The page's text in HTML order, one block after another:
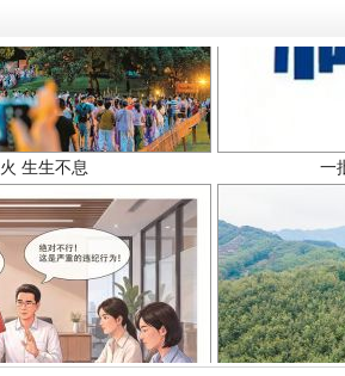
生生不息 一
”的免责幌子